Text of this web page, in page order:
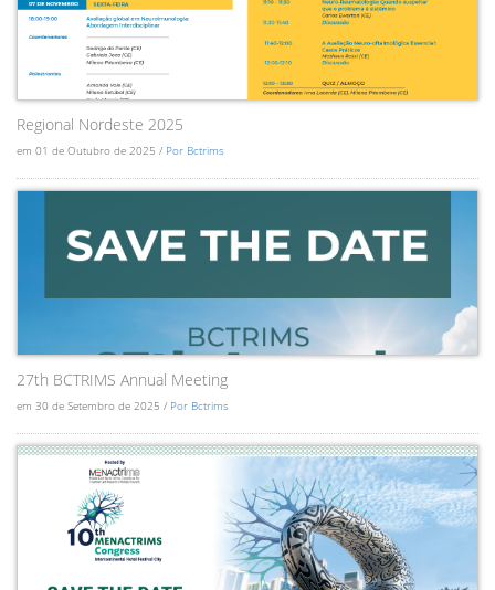
Regional Nordeste 2025
em 01 de Outubro de 2025 / Por Bctrims
27th BCTRIMS Annual Meeting
em 30 de Setembro de 2025 / Por Bctrims